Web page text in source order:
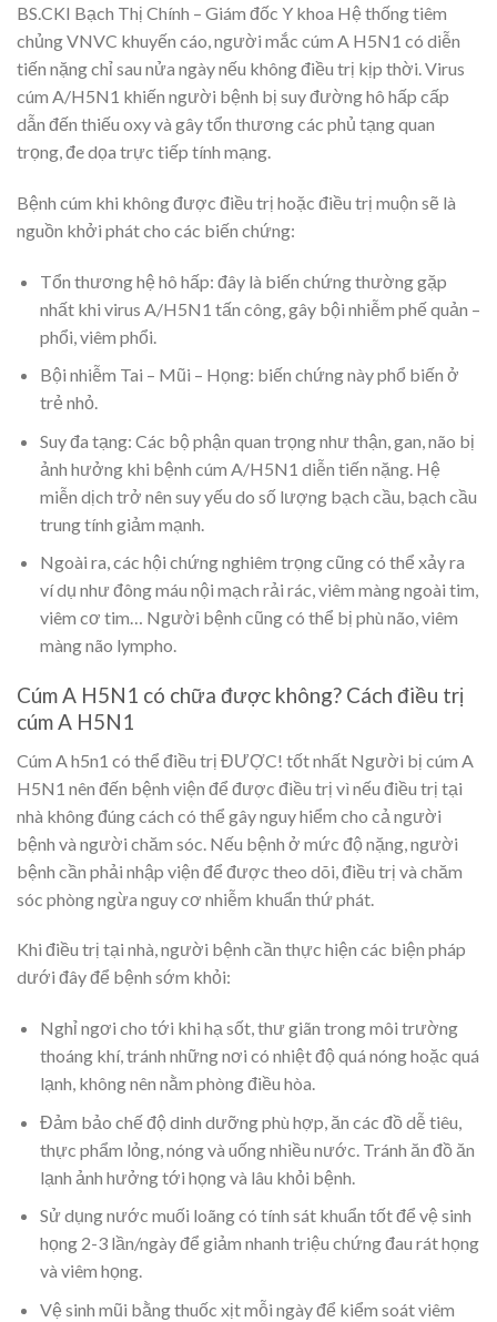
BS.CKI Bạch Thị Chính – Giám đốc Y khoa Hệ thống tiêm
chủng VNVC khuyến cáo, người mắc cúm A H5N1 có diễn
tiến nặng chỉ sau nửa ngày nếu không điều trị kịp thời. Virus
cúm A/H5N1 khiến người bệnh bị suy đường hô hấp cấp
dẫn đến thiếu oxy và gây tổn thương các phủ tạng quan
trọng, đe dọa trực tiếp tính mạng.
Bệnh cúm khi không được điều trị hoặc điều trị muộn sẽ là
nguồn khởi phát cho các biến chứng:
Tổn thương hệ hô hấp: đây là biến chứng thường gặp
nhất khi virus A/H5N1 tấn công, gây bội nhiễm phế quản –
phổi, viêm phổi.
Bội nhiễm Tai – Mũi – Họng: biến chứng này phổ biến ở
trẻ nhỏ.
Suy đa tạng: Các bộ phận quan trọng như thận, gan, não bị
ảnh hưởng khi bệnh cúm A/H5N1 diễn tiến nặng. Hệ
miễn dịch trở nên suy yếu do số lượng bạch cầu, bạch cầu
trung tính giảm mạnh.
Ngoài ra, các hội chứng nghiêm trọng cũng có thể xảy ra
ví dụ như đông máu nội mạch rải rác, viêm màng ngoài tim,
viêm cơ tim… Người bệnh cũng có thể bị phù não, viêm
màng não lympho.
Cúm A H5N1 có chữa được không? Cách điều trị
cúm A H5N1
Cúm A h5n1 có thể điều trị ĐƯỢC! tốt nhất Người bị cúm A
H5N1 nên đến bệnh viện để được điều trị vì nếu điều trị tại
nhà không đúng cách có thể gây nguy hiểm cho cả người
bệnh và người chăm sóc. Nếu bệnh ở mức độ nặng, người
bệnh cần phải nhập viện để được theo dõi, điều trị và chăm
sóc phòng ngừa nguy cơ nhiễm khuẩn thứ phát.
Khi điều trị tại nhà, người bệnh cần thực hiện các biện pháp
dưới đây để bệnh sớm khỏi:
Nghỉ ngơi cho tới khi hạ sốt, thư giãn trong môi trường
thoáng khí, tránh những nơi có nhiệt độ quá nóng hoặc quá
lạnh, không nên nằm phòng điều hòa.
Đảm bảo chế độ dinh dưỡng phù hợp, ăn các đồ dễ tiêu,
thực phẩm lỏng, nóng và uống nhiều nước. Tránh ăn đồ ăn
lạnh ảnh hưởng tới họng và lâu khỏi bệnh.
Sử dụng nước muối loãng có tính sát khuẩn tốt để vệ sinh
họng 2-3 lần/ngày để giảm nhanh triệu chứng đau rát họng
và viêm họng.
Vệ sinh mũi bằng thuốc xịt mỗi ngày để kiểm soát viêm